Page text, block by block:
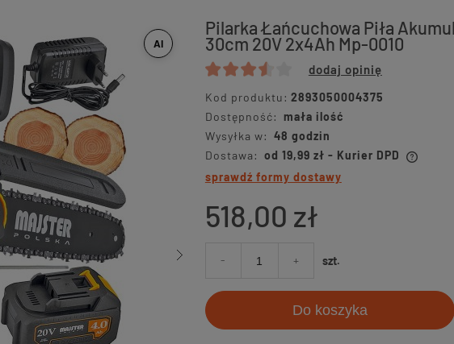
AI
Pilarka Łańcuchowa Piła
30cm 20V 2x4Ah Mp-0010
dodaj opinię
Kod produktu: 2893050004375
Dostępność: mała ilość
Wysyłka w: 48 godzin
Dostawa: od 19,99 zł - Kurier DPD
sprawdź formy dostawy
518,00 zł
- + szt.
Do koszyka